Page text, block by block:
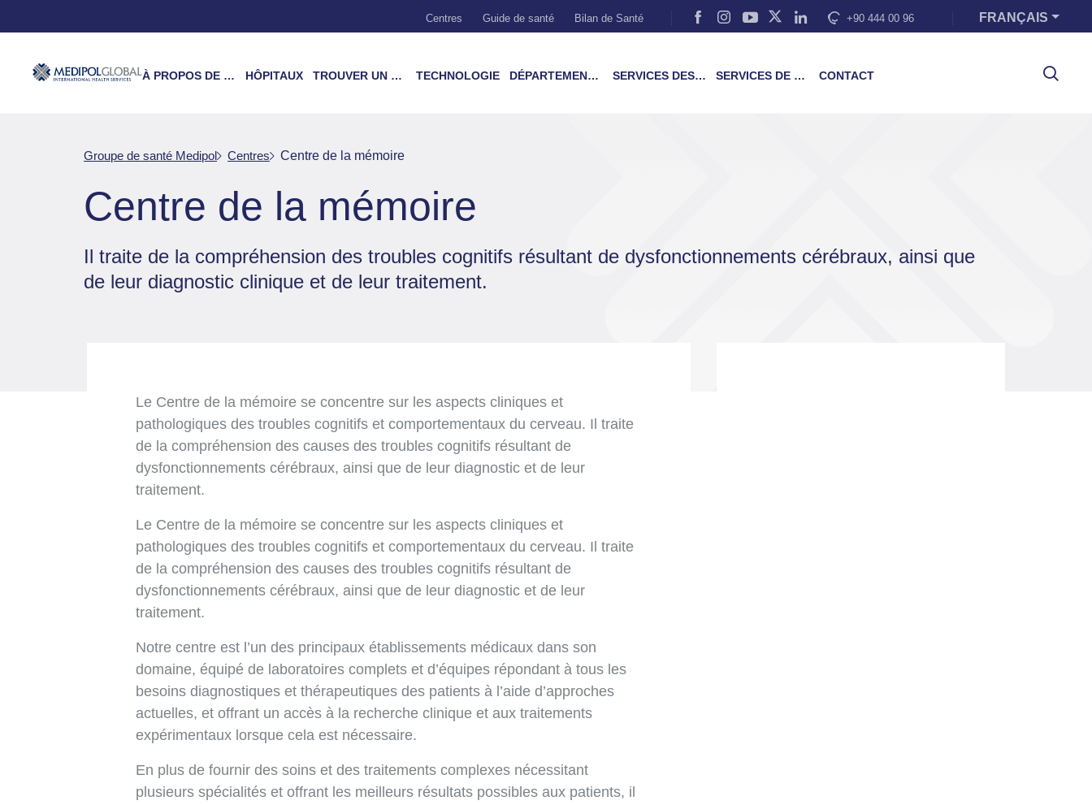
Centres Guide de santé Bilan de Santé +90 444 00 96 FRANÇAIS
À PROPOS DE NOUS HÔPITAUX TROUVER UN MÉDECIN TECHNOLOGIE DÉPARTEMENTS & TRAITEMENTS SERVICES DES PATIENTS SERVICES DE FORMATION CONTACT
Groupe de santé Medipol Centres Centre de la mémoire
Centre de la mémoire
Il traite de la compréhension des troubles cognitifs résultant de dysfonctionnements cérébraux, ainsi que
de leur diagnostic clinique et de leur traitement.
Le Centre de la mémoire se concentre sur les aspects cliniques et
pathologiques des troubles cognitifs et comportementaux du cerveau. Il traite
de la compréhension des causes des troubles cognitifs résultant de
dysfonctionnements cérébraux, ainsi que de leur diagnostic et de leur
traitement.
Le Centre de la mémoire se concentre sur les aspects cliniques et
pathologiques des troubles cognitifs et comportementaux du cerveau. Il traite
de la compréhension des causes des troubles cognitifs résultant de
dysfonctionnements cérébraux, ainsi que de leur diagnostic et de leur
traitement.
Notre centre est l’un des principaux établissements médicaux dans son
domaine, équipé de laboratoires complets et d’équipes répondant à tous les
besoins diagnostiques et thérapeutiques des patients à l’aide d’approches
actuelles, et offrant un accès à la recherche clinique et aux traitements
expérimentaux lorsque cela est nécessaire.
En plus de fournir des soins et des traitements complexes nécessitant
plusieurs spécialités et offrant les meilleurs résultats possibles aux patients, il